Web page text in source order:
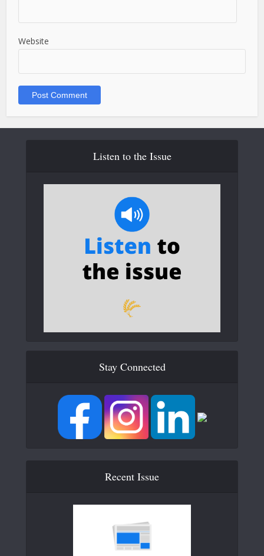
Website
Listen to the Issue
Stay Connected
Recent Issue